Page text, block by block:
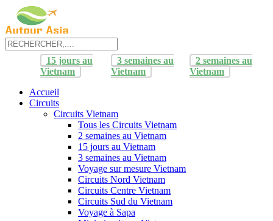
15 jours au
Vietnam
3 semaines au
Vietnam
2 semaines au
Vietnam
Accueil
Circuits
Circuits Vietnam
Tous les Circuits Vietnam
2 semaines au Vietnam
15 jours au Vietnam
3 semaines au Vietnam
Voyage sur mesure Vietnam
Circuits Nord Vietnam
Circuits Centre Vietnam
Circuits Sud du Vietnam
Voyage à Sapa